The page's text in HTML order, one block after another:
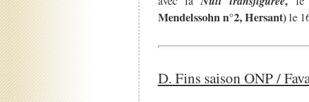
Mendelssohn n°2, Hersant)le
D. Fins saison ONP /